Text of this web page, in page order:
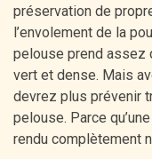
préservation de
l’envolement de la
pelouse prend assez
vert et dense. Mais
devrez plus prévenir
pelouse. Parce
rendu complètement